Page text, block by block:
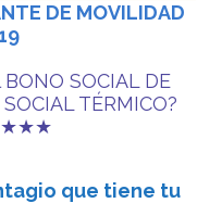
DE MOVILIDAD
SOCIAL DE
TÉRMICO?
★★★
que tiene tu